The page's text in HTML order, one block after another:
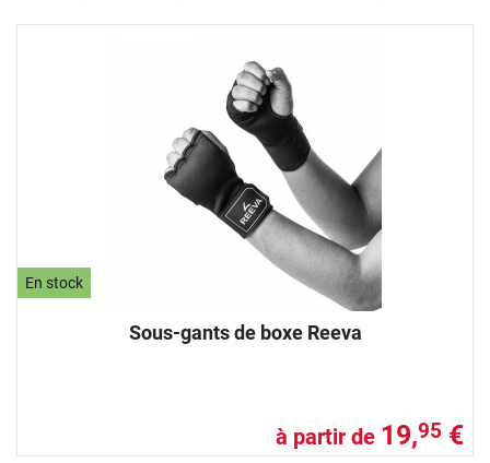
En stock
Sous-gants de boxe Reeva
à partir de 19,95 €